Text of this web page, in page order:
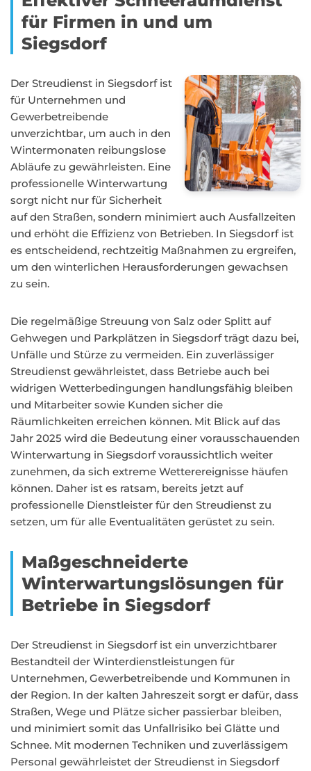
für Firmen in und um
Siegsdorf
Der Streudienst in Siegsdorf ist
für Unternehmen und
Gewerbetreibende
unverzichtbar, um auch in den
Wintermonaten reibungslose
Abläufe zu gewährleisten. Eine
professionelle Winterwartung
sorgt nicht nur für Sicherheit
auf den Straßen, sondern minimiert auch Ausfallzeiten
und erhöht die Effizienz von Betrieben. In Siegsdorf ist
es entscheidend, rechtzeitig Maßnahmen zu ergreifen,
um den winterlichen Herausforderungen gewachsen
zu sein.
Die regelmäßige Streuung von Salz oder Splitt auf
Gehwegen und Parkplätzen in Siegsdorf trägt dazu bei,
Unfälle und Stürze zu vermeiden. Ein zuverlässiger
Streudienst gewährleistet, dass Betriebe auch bei
widrigen Wetterbedingungen handlungsfähig bleiben
und Mitarbeiter sowie Kunden sicher die
Räumlichkeiten erreichen können. Mit Blick auf das
Jahr 2025 wird die Bedeutung einer vorausschauenden
Winterwartung in Siegsdorf voraussichtlich weiter
zunehmen, da sich extreme Wetterereignisse häufen
können. Daher ist es ratsam, bereits jetzt auf
professionelle Dienstleister für den Streudienst zu
setzen, um für alle Eventualitäten gerüstet zu sein.
Maßgeschneiderte
Winterwartungslösungen für
Betriebe in Siegsdorf
Der Streudienst in Siegsdorf ist ein unverzichtbarer
Bestandteil der Winterdienstleistungen für
Unternehmen, Gewerbetreibende und Kommunen in
der Region. In der kalten Jahreszeit sorgt er dafür, dass
Straßen, Wege und Plätze sicher passierbar bleiben,
und minimiert somit das Unfallrisiko bei Glätte und
Schnee. Mit modernen Techniken und zuverlässigem
Personal gewährleistet der Streudienst in Siegsdorf